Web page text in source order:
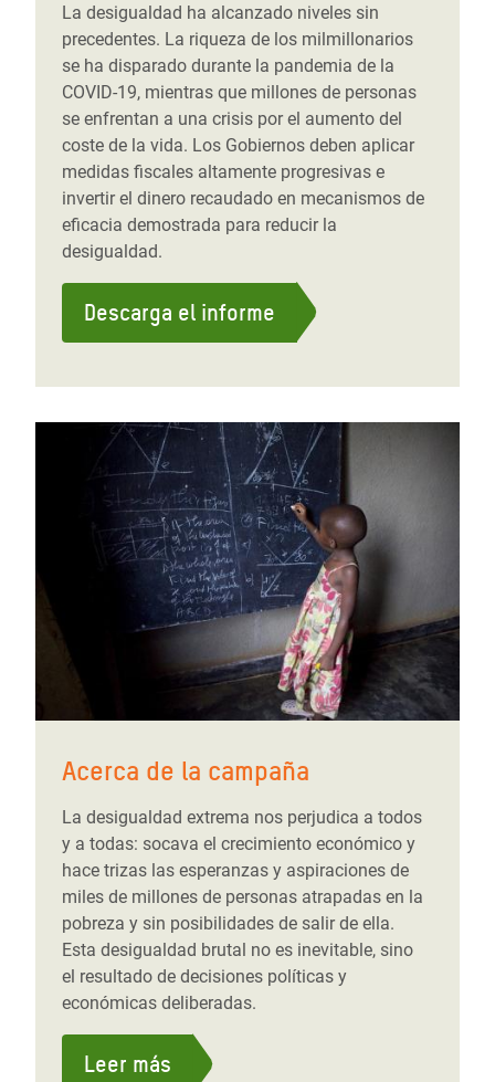
La desigualdad ha alcanzado niveles sin
precedentes. La riqueza de los milmillonarios
se ha disparado durante la pandemia de la
COVID-19, mientras que millones de personas
se enfrentan a una crisis por el aumento del
coste de la vida. Los Gobiernos deben aplicar
medidas fiscales altamente progresivas e
invertir el dinero recaudado en mecanismos de
eficacia demostrada para reducir la
desigualdad.
Descarga el informe
Acerca de la campaña
La desigualdad extrema nos perjudica a todos
y a todas: socava el crecimiento económico y
hace trizas las esperanzas y aspiraciones de
miles de millones de personas atrapadas en la
pobreza y sin posibilidades de salir de ella.
Esta desigualdad brutal no es inevitable, sino
el resultado de decisiones políticas y
económicas deliberadas.
Leer más